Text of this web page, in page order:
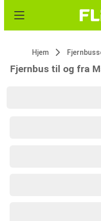
Hjem
Fjernbus til og fra